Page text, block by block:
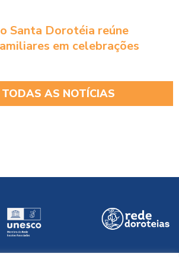
Santa Dorotéia reúne
em celebrações
TODAS AS NOTÍCIAS